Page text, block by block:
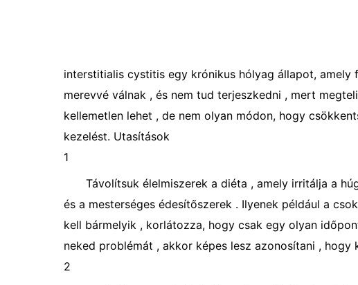
interstitialis cystitis egy krónikus hólyag állapot,
merevvé válnak , és nem tud terjeszkedni , mert
kellemetlen lehet , de nem olyan módon, hogy
kezelést. Utasítások
1
Távolítsuk élelmiszerek a diéta , amely irritálja a
és a mesterséges édesítőszerek . Ilyenek például a
kell bármelyik , korlátozza, hogy csak egy olyan
neked problémát , akkor képes lesz azonosítani , hogy
2